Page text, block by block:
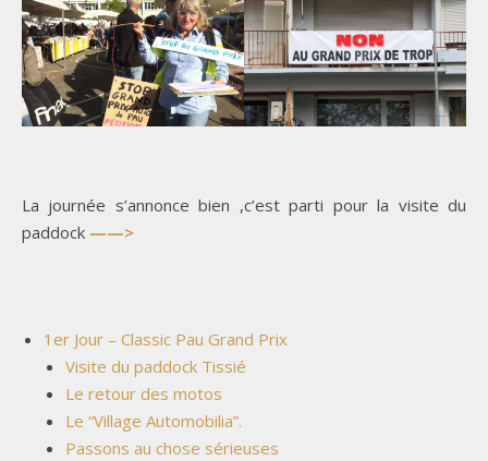
La journée s’annonce bien ,c’est parti pour la visite du
paddock ——>
1er Jour – Classic Pau Grand Prix
Visite du paddock Tissié
Le retour des motos
Le “Village Automobilia”.
Passons au chose sérieuses